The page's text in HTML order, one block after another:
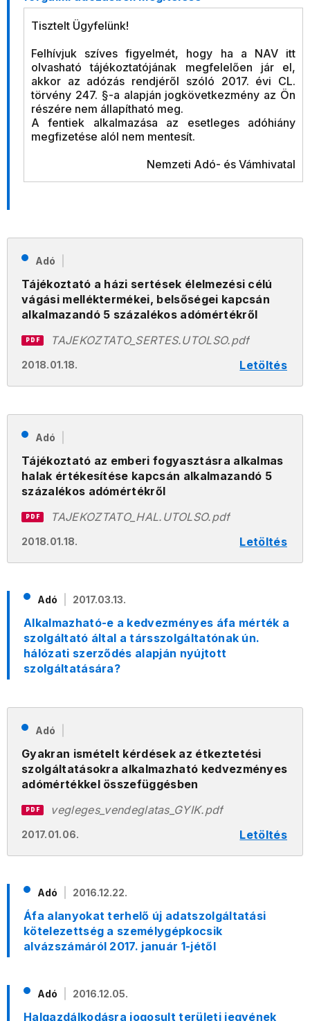
Tisztelt Ügyfelünk!
Felhívjuk szíves figyelmét, hogy ha a NAV itt
olvasható tájékoztatójának megfelelően jár el,
akkor az adózás rendjéről szóló 2017. évi CL.
törvény 247. §-a alapján jogkövetkezmény az Ön
részére nem állapítható meg.
A fentiek alkalmazása az esetleges adóhiány
megfizetése alól nem mentesít.
Nemzeti Adó- és Vámhivatal
Adó
Tájékoztató a házi sertések élelmezési célú
vágási melléktermékei, belsőségei kapcsán
alkalmazandó 5 százalékos adómértékről
2018.01.18. Letöltés
PDF TAJEKOZTATO_SERTES.UTOLSO.pdf
Adó
Tájékoztató az emberi fogyasztásra alkalmas
halak értékesítése kapcsán alkalmazandó 5
százalékos adómértékről
2018.01.18. Letöltés
PDF TAJEKOZTATO_HAL.UTOLSO.pdf
Adó 2017.03.13.
Alkalmazható-e a kedvezményes áfa mérték a
szolgáltató által a társszolgáltatónak ún.
hálózati szerződés alapján nyújtott
szolgáltatására?
Adó
Gyakran ismételt kérdések az étkeztetési
szolgáltatásokra alkalmazható kedvezményes
adómértékkel összefüggésben
2017.01.06. Letöltés
PDF vegleges_vendeglatas_GYIK.pdf
Adó 2016.12.22.
Áfa alanyokat terhelő új adatszolgáltatási
kötelezettség a személygépkocsik
alvázszámáról 2017. január 1-jétől
Adó 2016.12.05.
Halgazdálkodásra jogosult területi jegyének